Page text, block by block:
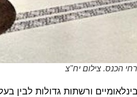
צילום יח"צ
ורשתות גדולות לבין בעלי